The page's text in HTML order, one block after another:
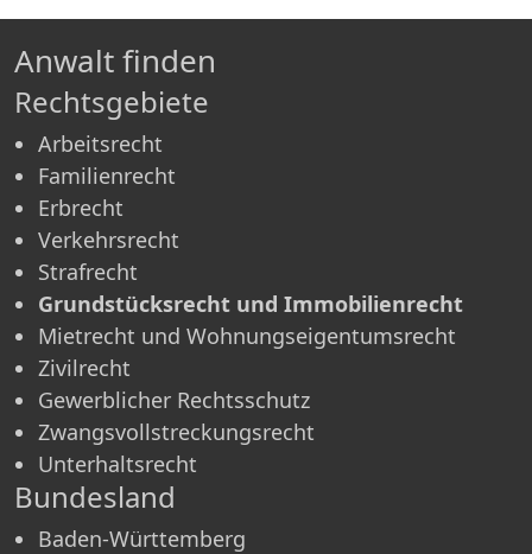
Anwalt finden
Rechtsgebiete
Arbeitsrecht
Familienrecht
Erbrecht
Verkehrsrecht
Strafrecht
Grundstücksrecht und Immobilienrecht
Mietrecht und Wohnungseigentumsrecht
Zivilrecht
Gewerblicher Rechtsschutz
Zwangsvollstreckungsrecht
Unterhaltsrecht
Bundesland
Baden-Württemberg